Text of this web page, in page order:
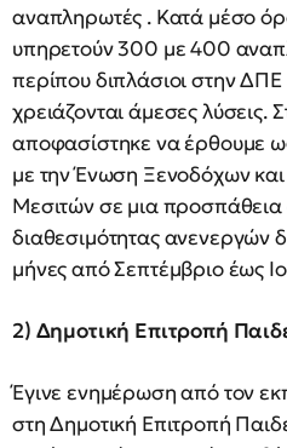
αναπληρωτές . Κατά μέσο
υπηρετούν 300 με 400
περίπου διπλάσιοι στην
χρειάζονται άμεσες λύσεις.
αποφασίστηκε να έρθουμε
με την Ένωση Ξενοδόχων
Μεσιτών σε μια προσπάθεια
διαθεσιμότητας ανενεργών
μήνες από Σεπτέμβριο έως
2) Δημοτική Επιτροπή
Έγινε ενημέρωση από τον
στη Δημοτική Επιτροπή